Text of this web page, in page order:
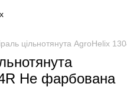
цільнотянута AgroHelix
Не фарбована